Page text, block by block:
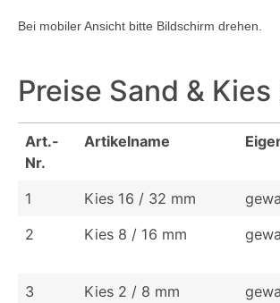
Bei mobiler Ansicht bitte Bildschirm drehen.
Preise Sand &
Art.-
Nr.
Artikelname
1 Kies 16 / 32 mm
2
Kies 8 / 16 mm
3
Kies 2 / 8 mm